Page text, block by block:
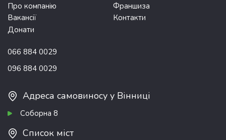
Про компанію
Франшиза
Вакансії
Контакти
Донати
066 884 0029
096 884 0029
Адреса самовиносу у Вінниці
Соборна 8
Список міст